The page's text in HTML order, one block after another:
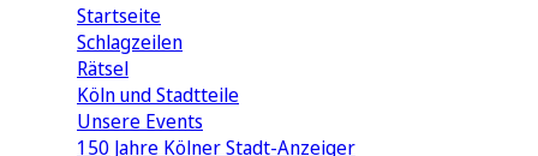
Startseite
Schlagzeilen
Rätsel
Köln und Stadtteile
Unsere Events
150 Jahre Kölner Stadt-Anzeiger